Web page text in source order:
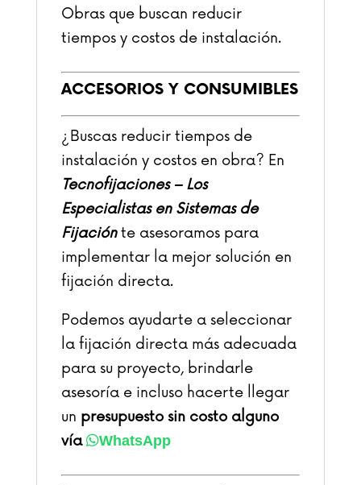
Obras que buscan reducir
tiempos y costos de instalación.
ACCESORIOS Y CONSUMIBLES
¿Buscas reducir tiempos de
instalación y costos en obra? En
Tecnofijaciones – Los
Especialistas en Sistemas de
Fijaciónte asesoramos para
implementar la mejor solución en
fijación directa.
Podemos ayudarte a seleccionar
la fijación directa más adecuada
para su proyecto, brindarle
asesoría e incluso hacerte llegar
un presupuesto sin costo alguno
vía
WhatsApp